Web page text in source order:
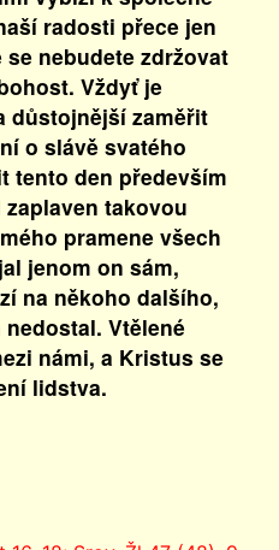
radosti přece jen
nebudete zdržovat
Vždyť je
důstojnější zaměřit
o slávě svatého
tento den především
takovou
pramene všech
jenom on sám,
na někoho dalšího,
Vtělené
námi, a Kristus se
lidstva.